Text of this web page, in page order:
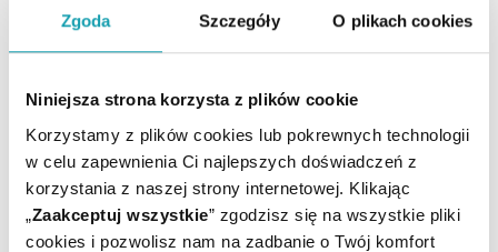
Zgoda Szczegóły O plikach cookies
Niniejsza strona korzysta z plików cookie
Korzystamy z plików cookies lub pokrewnych technologii
w celu zapewnienia Ci najlepszych doświadczeń z
korzystania z naszej strony internetowej. Klikając
„Zaakceptuj wszystkie” zgodzisz się na wszystkie pliki
cookies i pozwolisz nam na zadbanie o Twój komfort